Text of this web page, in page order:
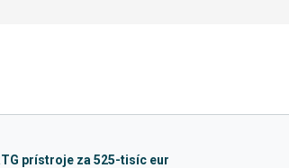
prístroje za 525-tisíc eur